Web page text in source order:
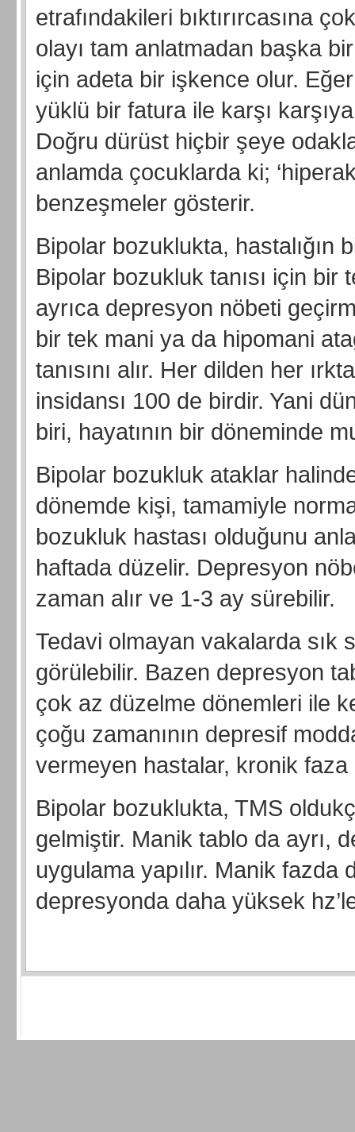
etrafındakileri bıktırırcasına
olayı tam anlatmadan başka
için adeta bir işkence olur.
yüklü bir fatura ile karşı
Doğru dürüst hiçbir şeye
anlamda çocuklarda ki;
benzeşmeler gösterir.
Bipolar bozuklukta, hastalığın
Bipolar bozukluk tanısı için
ayrıca depresyon nöbeti
bir tek mani ya da hipomani
tanısını alır. Her dilden her
insidansı 100 de birdir. Yani
biri, hayatının bir döneminde
Bipolar bozukluk ataklar
dönemde kişi, tamamiyle
bozukluk hastası olduğunu
haftada düzelir. Depresyon
zaman alır ve 1-3 ay sürebilir.
Tedavi olmayan vakalarda sık
görülebilir. Bazen depresyon
çok az düzelme dönemleri ile
çoğu zamanının depresif
vermeyen hastalar, kronik faza
Bipolar bozuklukta, TMS
gelmiştir. Manik tablo da ayrı,
uygulama yapılır. Manik
depresyonda daha yüksek